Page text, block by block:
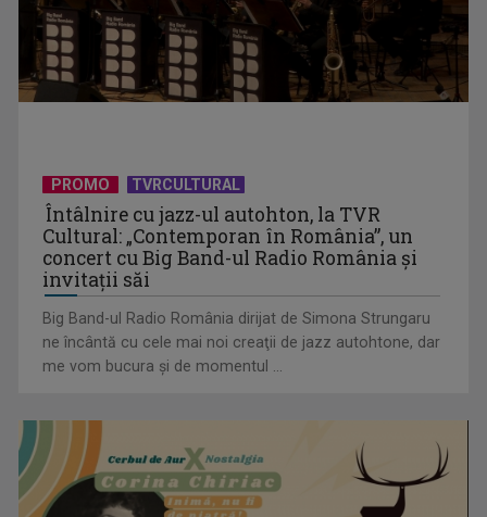
trimestru din ...
(P) Aparatul ascuns din bucătărie care schimbă regulile
jocului acasă
PROMO TVRCULTURAL
Întâlnire cu jazz-ul autohton, la TVR
Cultural: „Contemporan în România”, un
concert cu Big Band-ul Radio România şi
invitaţii săi
Big Band-ul Radio România dirijat de Simona Strungaru
ne încântă cu cele mai noi creaţii de jazz autohtone, dar
me vom bucura şi de momentul ...